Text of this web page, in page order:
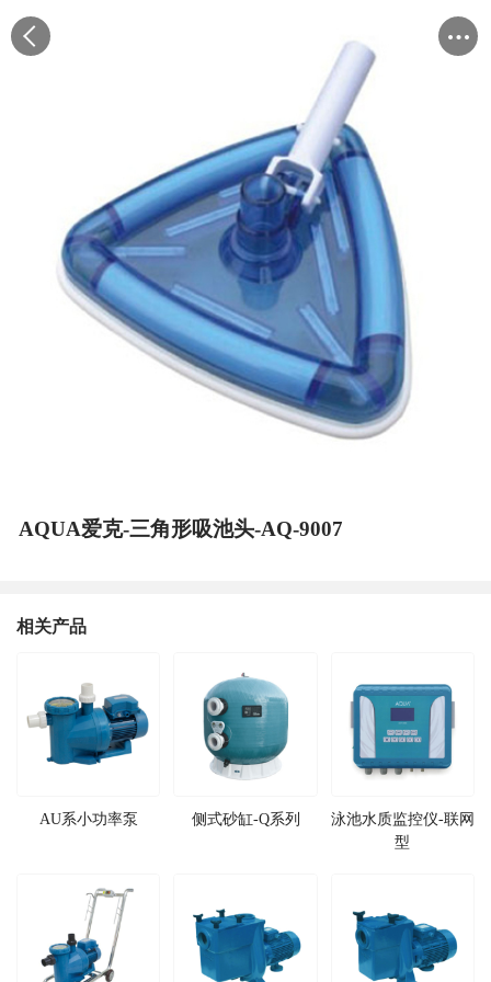
AQUA爱克-三角形吸池头-AQ-9007
相关产品
AU系小功率泵 侧式砂缸-Q系列
泳池水质监控仪-联网
型